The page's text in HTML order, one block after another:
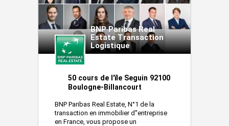
BNP Paribas Real
Estate Transaction
Logistique
50 cours de l'ïle Seguin 92100
Boulogne-Billancourt
BNP Paribas Real Estate, N°1 de la
transaction en immobilier d''entreprise
en France, vous propose un